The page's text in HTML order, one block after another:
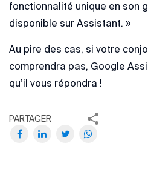
fonctionnalité unique en son
disponible sur Assistant. »
Au pire des cas, si votre
comprendra pas, Google
qu’il vous répondra !
PARTAGER